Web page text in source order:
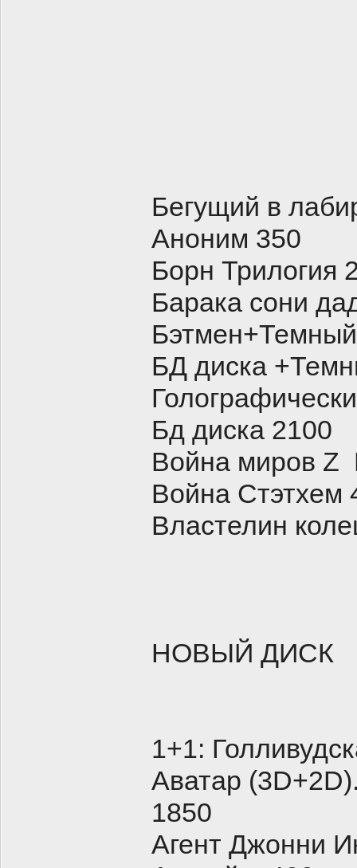
Бегущий в
Аноним 350
Борн Трилогия
Барака сони
БД диска
Бд диска 2100
Война миров
Война Стэтхем
Властелин
НОВЫЙ ДИСК
1+1:
Аватар
1850
Агент Джонни